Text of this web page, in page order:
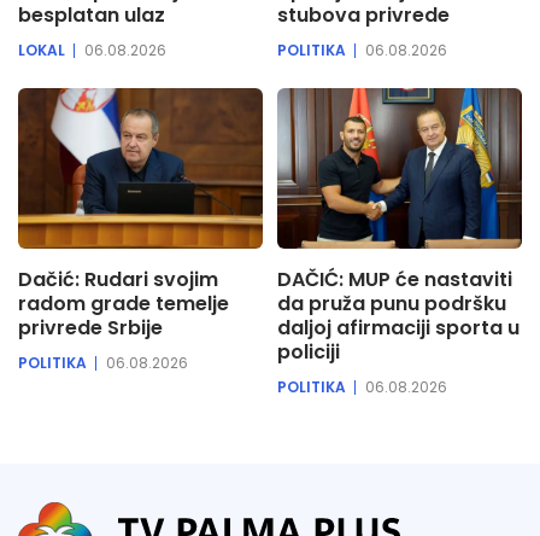
besplatan ulaz
LOKAL 06.08.2026
stubova privrede
POLITIKA 06.08.2026
Dačić: Rudari svojim
radom grade temelje
privrede Srbije
POLITIKA 06.08.2026
DAČIĆ: MUP će nastaviti
da pruža punu podršku
daljoj afirmaciji sporta u
policiji
POLITIKA 06.08.2026